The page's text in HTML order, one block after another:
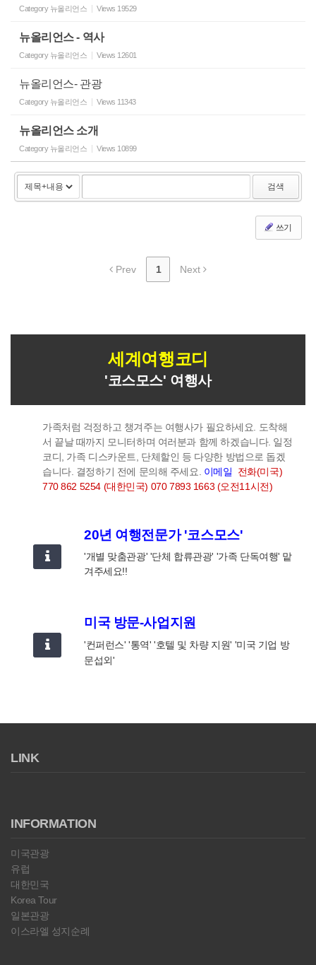
Category 뉴올리언스 Views 19529
뉴올리언스 - 역사
Category 뉴올리언스 Views 12601
뉴올리언스- 관광
Category 뉴올리언스 Views 11343
뉴올리언스 소개
Category 뉴올리언스 Views 10899
검색
쓰기
Prev 1 Next
세계여행코디
'코스모스' 여행사
가족처럼 걱정하고 챙겨주는 여행사가 필요하세요. 도착해
서 끝날 때까지 모니터하며 여러분과 함께 하겠습니다. 일정
코디, 가족 디스카운트, 단체할인 등 다양한 방법으로 돕겠
습니다. 결정하기 전에 문의해 주세요. 이메일
전화(미국)
770 862 5254 (대한민국) 070 7893 1663 (오전11시전)
20년 여행전문가 '코스모스'
'개별 맞춤관광' '단체 합류관광' '가족 단독여행' 맡
겨주세요!!
미국 방문-사업지원
'컨퍼런스' '통역' '호텔 및 차량 지원' '미국 기업 방
문섭외'
LINK
INFORMATION
미국관광
유럽
대한민국
Korea Tour
일본관광
이스라엘 성지순례